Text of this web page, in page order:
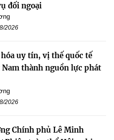
đối ngoại
2026
uy tín, vị thế quốc tế
Nam thành nguồn lực phát
2026
Chính phủ Lê Minh